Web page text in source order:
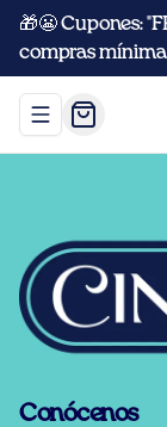
🎁😬 Cupones:
compras mínima
Abrir menu de
Conócenos